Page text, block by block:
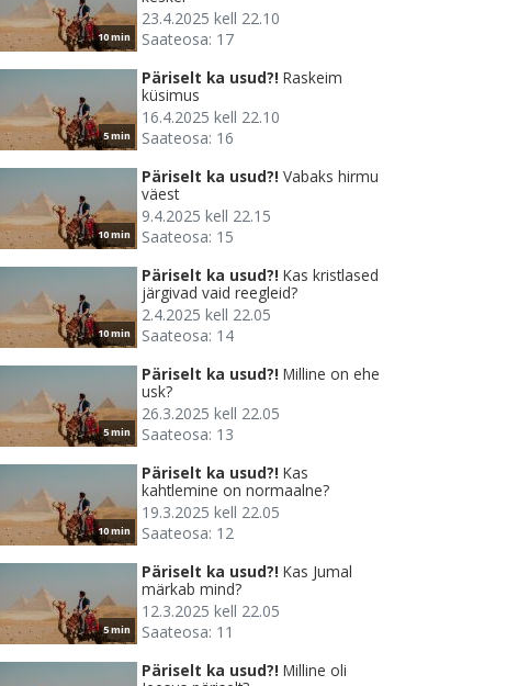
10 min
23.4.2025 kell 22.10
Saateosa: 17
5 min
Päriselt ka usud?! Raskeim
küsimus
16.4.2025 kell 22.10
Saateosa: 16
10 min
Päriselt ka usud?! Vabaks hirmu
väest
9.4.2025 kell 22.15
Saateosa: 15
10 min
Päriselt ka usud?! Kas kristlased
järgivad vaid reegleid?
2.4.2025 kell 22.05
Saateosa: 14
5 min
Päriselt ka usud?! Milline on ehe
usk?
26.3.2025 kell 22.05
Saateosa: 13
10 min
Päriselt ka usud?! Kas
kahtlemine on normaalne?
19.3.2025 kell 22.05
Saateosa: 12
5 min
Päriselt ka usud?! Kas Jumal
märkab mind?
12.3.2025 kell 22.05
Saateosa: 11
Päriselt ka usud?! Milline oli